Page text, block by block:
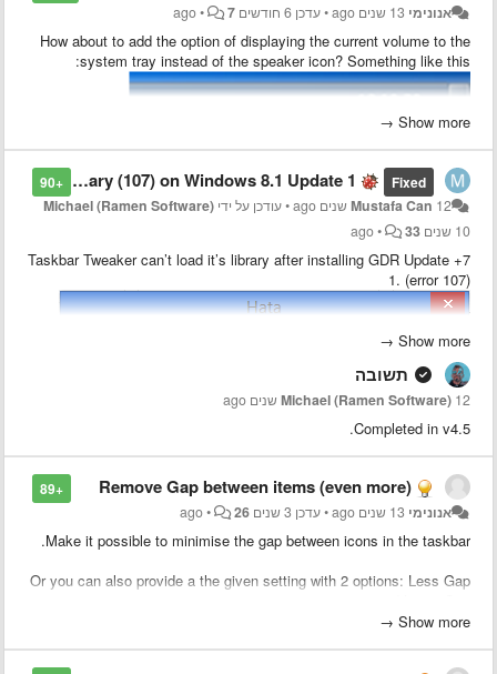
אנונימי 13 שנים ago •עדכן6 חודשים ago • 7
How about to add the option of displaying the current volume to the
system tray instead of the speaker icon? Something like this
:
It would be very convenient!
Show more →
+90 Fixed
Could not load library (107) on Windows 8.1 Update 1
Mustafa Can 12 שנים ago •עודכן על ידיMichael (Ramen Software)
10 שנים ago
• 33
7+ Taskbar Tweaker can’t load it’s library after installing GDR Update
1. (error 107)
Using Windows Server 2012 R2 Datacenter (Server equivilent of
Windows 8.1)
Show more →
תשובה
Michael (Ramen Software) 12 שנים ago
Completed in v4.5.
+89 Remove Gap between items (even more)
אנונימי 13 שנים ago •עדכן 3 שנים ago • 26
Make it possible to minimise the gap between icons in the taskbar.
Or you can also provide a the given setting with 2 options: Less Gap
Show more →